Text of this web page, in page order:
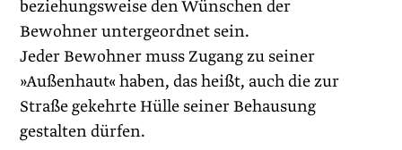
beziehungsweise den Wünschen der
Bewohner untergeordnet sein.
Jeder Bewohner muss Zugang zu seiner
»Außenhaut« haben, das heißt, auch die zur
Straße gekehrte Hülle seiner Behausung
gestalten dürfen.